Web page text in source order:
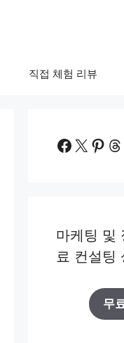
직접 체험 리뷰
Facebook
X
마케팅 및
료 컨설팅
무